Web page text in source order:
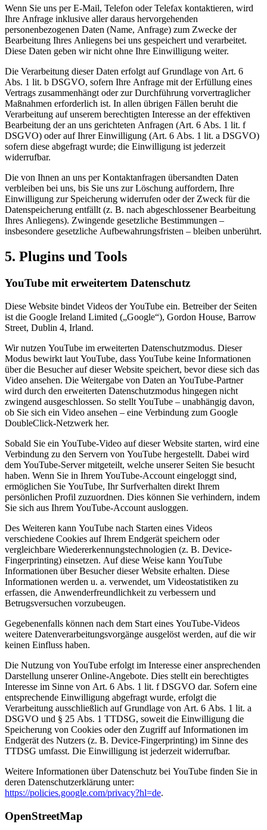
Wenn Sie uns per E-Mail, Telefon oder Telefax kontaktieren, wird
Ihre Anfrage inklusive aller daraus hervorgehenden
personenbezogenen Daten (Name, Anfrage) zum Zwecke der
Bearbeitung Ihres Anliegens bei uns gespeichert und verarbeitet.
Diese Daten geben wir nicht ohne Ihre Einwilligung weiter.
Die Verarbeitung dieser Daten erfolgt auf Grundlage von Art. 6
Abs. 1 lit. b DSGVO, sofern Ihre Anfrage mit der Erfüllung eines
Vertrags zusammenhängt oder zur Durchführung vorvertraglicher
Maßnahmen erforderlich ist. In allen übrigen Fällen beruht die
Verarbeitung auf unserem berechtigten Interesse an der effektiven
Bearbeitung der an uns gerichteten Anfragen (Art. 6 Abs. 1 lit. f
DSGVO) oder auf Ihrer Einwilligung (Art. 6 Abs. 1 lit. a DSGVO)
sofern diese abgefragt wurde; die Einwilligung ist jederzeit
widerrufbar.
Die von Ihnen an uns per Kontaktanfragen übersandten Daten
verbleiben bei uns, bis Sie uns zur Löschung auffordern, Ihre
Einwilligung zur Speicherung widerrufen oder der Zweck für die
Datenspeicherung entfällt (z. B. nach abgeschlossener Bearbeitung
Ihres Anliegens). Zwingende gesetzliche Bestimmungen –
insbesondere gesetzliche Aufbewahrungsfristen – bleiben unberührt.
5. Plugins und Tools
YouTube mit erweitertem Datenschutz
Diese Website bindet Videos der YouTube ein. Betreiber der Seiten
ist die Google Ireland Limited („Google“), Gordon House, Barrow
Street, Dublin 4, Irland.
Wir nutzen YouTube im erweiterten Datenschutzmodus. Dieser
Modus bewirkt laut YouTube, dass YouTube keine Informationen
über die Besucher auf dieser Website speichert, bevor diese sich das
Video ansehen. Die Weitergabe von Daten an YouTube-Partner
wird durch den erweiterten Datenschutzmodus hingegen nicht
zwingend ausgeschlossen. So stellt YouTube – unabhängig davon,
ob Sie sich ein Video ansehen – eine Verbindung zum Google
DoubleClick-Netzwerk her.
Sobald Sie ein YouTube-Video auf dieser Website starten, wird eine
Verbindung zu den Servern von YouTube hergestellt. Dabei wird
dem YouTube-Server mitgeteilt, welche unserer Seiten Sie besucht
haben. Wenn Sie in Ihrem YouTube-Account eingeloggt sind,
ermöglichen Sie YouTube, Ihr Surfverhalten direkt Ihrem
persönlichen Profil zuzuordnen. Dies können Sie verhindern, indem
Sie sich aus Ihrem YouTube-Account ausloggen.
Des Weiteren kann YouTube nach Starten eines Videos
verschiedene Cookies auf Ihrem Endgerät speichern oder
vergleichbare Wiedererkennungstechnologien (z. B. Device-
Fingerprinting) einsetzen. Auf diese Weise kann YouTube
Informationen über Besucher dieser Website erhalten. Diese
Informationen werden u. a. verwendet, um Videostatistiken zu
erfassen, die Anwenderfreundlichkeit zu verbessern und
Betrugsversuchen vorzubeugen.
Gegebenenfalls können nach dem Start eines YouTube-Videos
weitere Datenverarbeitungsvorgänge ausgelöst werden, auf die wir
keinen Einfluss haben.
Die Nutzung von YouTube erfolgt im Interesse einer ansprechenden
Darstellung unserer Online-Angebote. Dies stellt ein berechtigtes
Interesse im Sinne von Art. 6 Abs. 1 lit. f DSGVO dar. Sofern eine
entsprechende Einwilligung abgefragt wurde, erfolgt die
Verarbeitung ausschließlich auf Grundlage von Art. 6 Abs. 1 lit. a
DSGVO und § 25 Abs. 1 TTDSG, soweit die Einwilligung die
Speicherung von Cookies oder den Zugriff auf Informationen im
Endgerät des Nutzers (z. B. Device-Fingerprinting) im Sinne des
TTDSG umfasst. Die Einwilligung ist jederzeit widerrufbar.
Weitere Informationen über Datenschutz bei YouTube finden Sie in
deren Datenschutzerklärung unter:
https://policies.google.com/privacy?hl=de.
OpenStreetMap